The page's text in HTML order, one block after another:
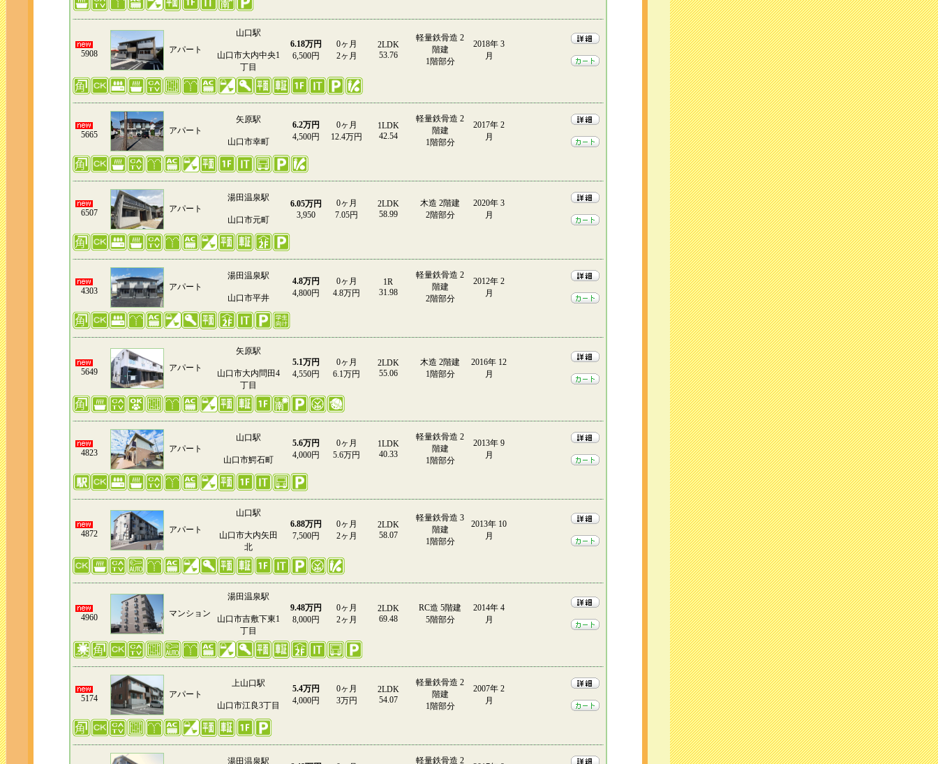
5908 アパート
山口駅
山口市大内中央1
丁目
6.18万円
6,500円
0ヶ月
2ヶ月
2LDK
53.76
軽量鉄骨造 2
階建
1階部分
2018年 3
月
5665 アパート
矢原駅
山口市幸町
6.2万円
4,500円
0ヶ月
12.4万円
1LDK
42.54
軽量鉄骨造 2
階建
1階部分
2017年 2
月
6507 アパート
湯田温泉駅
山口市元町
6.05万円
3,950
0ヶ月
7.05円
2LDK
58.99
木造 2階建
2階部分
2020年 3
月
4303 アパート
湯田温泉駅
山口市平井
4.8万円
4,800円
0ヶ月
4.8万円
1R
31.98
軽量鉄骨造 2
階建
2階部分
2012年 2
月
5649 アパート
矢原駅
山口市大内問田4
丁目
5.1万円
4,550円
0ヶ月
6.1万円
2LDK
55.06
木造 2階建
1階部分
2016年 12
月
4823 アパート
山口駅
山口市鰐石町
5.6万円
4,000円
0ヶ月
5.6万円
1LDK
40.33
軽量鉄骨造 2
階建
1階部分
2013年 9
月
4872 アパート
山口駅
山口市大内矢田
北
6.88万円
7,500円
0ヶ月
2ヶ月
2LDK
58.07
軽量鉄骨造 3
階建
1階部分
2013年 10
月
4960 マンション
湯田温泉駅
山口市吉敷下東1
丁目
9.48万円
8,000円
0ヶ月
2ヶ月
2LDK
69.48
RC造 5階建
5階部分
2014年 4
月
5174 アパート
上山口駅
山口市江良3丁目
5.4万円
4,000円
0ヶ月
3万円
2LDK
54.07
軽量鉄骨造 2
階建
1階部分
2007年 2
月
湯田温泉駅 軽量鉄骨造 2